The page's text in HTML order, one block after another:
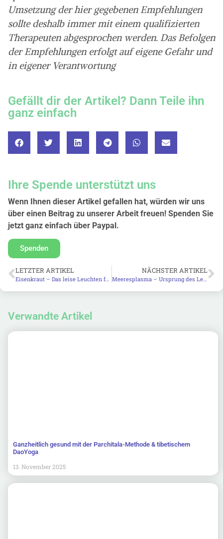
Umsetzung der hier gegebenen Empfehlungen
sollte deshalb immer mit einem qualifizierten
Therapeuten abgesprochen werden. Das Befolgen
der Empfehlungen erfolgt auf eigene Gefahr und
in eigener Verantwortung
Gefällt dir der Artikel? Dann Teile ihn
ganz einfach
Ihre Spende unterstützt uns
Wenn Ihnen dieser Artikel gefallen hat, würden wir uns
über einen Beitrag zu unserer Arbeit freuen! Spenden Sie
jetzt ganz einfach über Paypal.
Spenden
LETZTER ARTIKEL NÄCHSTER ARTIKEL
Meeresplasma – Ursprung des Lebens und Schlüssel zur Zellgesundheit
Verwandte Artikel
Ganzheitlich gesund mit der Parchitala-Methode & tibetischem
DaoYoga
13. November 2025